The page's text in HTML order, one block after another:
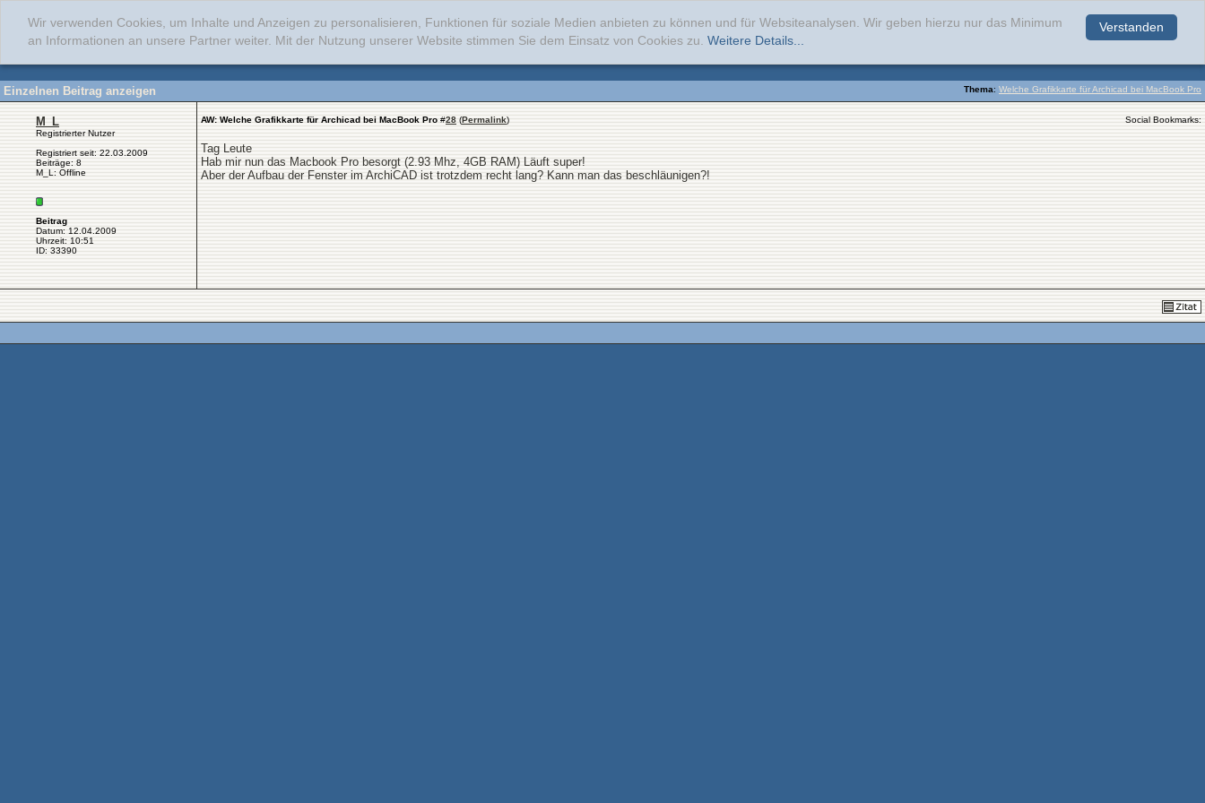
Verstanden
Wir verwenden Cookies, um Inhalte und Anzeigen zu personalisieren, Funktionen für soziale Medien anbieten zu können und für Websiteanalysen. Wir geben hierzu nur das Minimum
an Informationen an unsere Partner weiter. Mit der Nutzung unserer Website stimmen Sie dem Einsatz von Cookies zu. Weitere Details...
Thema: Welche Grafikkarte für Archicad bei MacBook Pro
Einzelnen Beitrag anzeigen
M_L
Registrierter Nutzer
Registriert seit: 22.03.2009
Beiträge: 8
M_L: Offline
Beitrag
Datum: 12.04.2009
Uhrzeit: 10:51
ID: 33390
AW: Welche Grafikkarte für Archicad bei MacBook Pro #28 (Permalink) Social Bookmarks:
Tag Leute
Hab mir nun das Macbook Pro besorgt (2.93 Mhz, 4GB RAM) Läuft super!
Aber der Aufbau der Fenster im ArchiCAD ist trotzdem recht lang? Kann man das beschläunigen?!